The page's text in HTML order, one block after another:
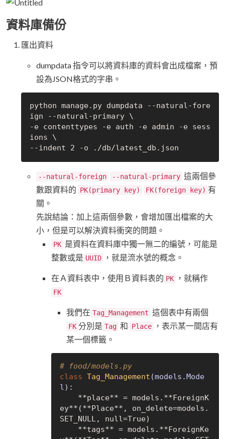
資料庫備份
匯出資料
dumpdata 指令可以將資料庫的資料會出成檔案，預
設為JSON格式的字串。
python manage.py dumpdata --natural-fore
ign --natural-primary \
-e contenttypes -e auth -e admin -e sess
ions \
--natural-foreign --natural-primary 這兩個參
數跟資料的 PK(primary key) FK(foreign key) 有
關。
先說結論：加上這兩個參數，會增加匯出檔案的大
小，但是可以解決資料衝突的問題。
PK 是資料在資料庫中獨一無二的編號，可能是
整數或是 UUID ，就是流水號的概念。
在Ａ資料表中，使用Ｂ資料表的 PK ，就稱作
FK
我們在 Tag_Management 這個表中有兩個
FK 分別是 Tag 和 Place
，表示某一間店有
某一個標籤。
# food/models.py
class Tag_Management (models.Mode
l) :
ey**(**Place**, on_delete=models.
SET_NULL, null=True)